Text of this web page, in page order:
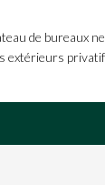
de bureaux
extérieurs